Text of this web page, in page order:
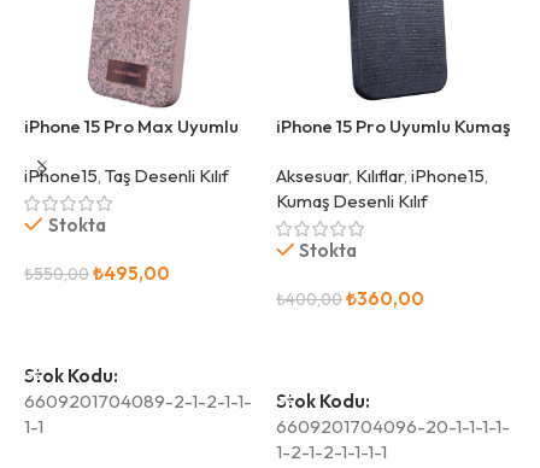
iPhone 15 Pro Max Uyumlu
iPhone15, Taş Desenli Kılıf
Stokta
₺550,00₺495,00
Stok Kodu:
6609201704089-2-1-2-1-1-
1-1
iPhone 15 Pro Uyumlu Kumaş
Aksesuar, Kılıflar, iPhone15,
Kumaş Desenli Kılıf
Stokta
₺400,00₺360,00
Stok Kodu:
6609201704096-20-1-1-1-1-
1-2-1-2-1-1-1-1